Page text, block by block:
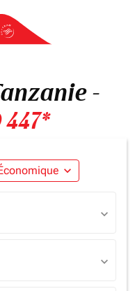
-
447*
expand_more
expand_more
expand_more